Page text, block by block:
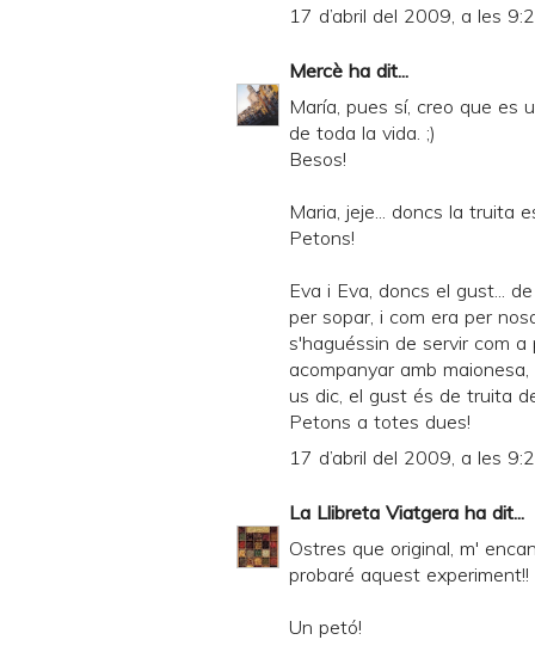
17 d’abril del 2009, a les
Mercè ha dit...
María, pues sí, creo que es
de toda la vida. ;)
Besos!
Maria, jeje... doncs la truita
Petons!
Eva i Eva, doncs el gust...
per sopar, i com era per
s'haguéssin de servir com
acompanyar amb
us dic, el gust és de truita
Petons a totes dues!
17 d’abril del 2009, a les
La Llibreta Viatgera ha dit...
Ostres que original, m'
probaré aquest experiment!!
Un petó!